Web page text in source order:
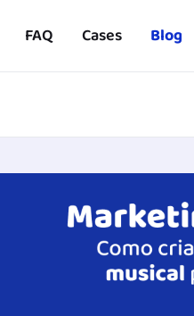
FAQ Cases Blog